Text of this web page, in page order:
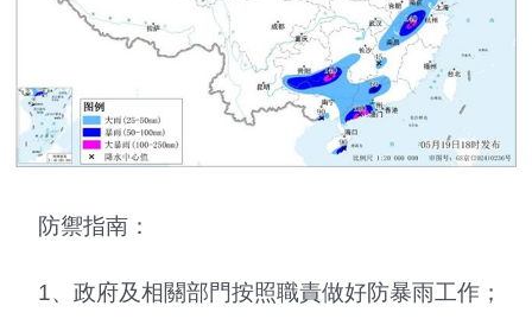
防禦指南：
1、政府及相關部門按照職責做好防暴雨工作；